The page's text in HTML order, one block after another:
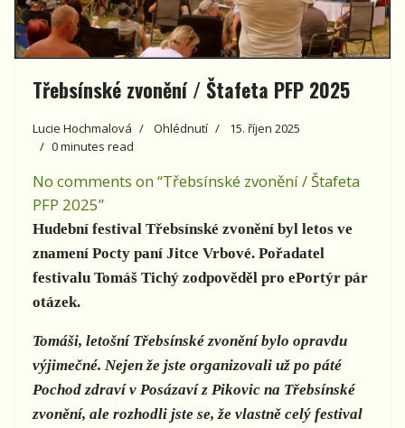
Třebsínské zvonění / Štafeta PFP 2025
Lucie Hochmalová Ohlédnutí
15. říjen 2025
0 minutes read
No comments on “Třebsínské zvonění / Štafeta
PFP 2025”
Hudební festival Třebsínské zvonění byl letos ve
znamení Pocty paní Jitce Vrbové. Pořadatel
festivalu Tomáš Tichý zodpověděl pro ePortýr pár
otázek.
Tomáši, letošní Třebsínské zvonění bylo opravdu
výjimečné. Nejen že jste organizovali už po páté
Pochod zdraví v Posázaví z Pikovic na Třebsínské
zvonění, ale rozhodli jste se, že vlastně celý festival